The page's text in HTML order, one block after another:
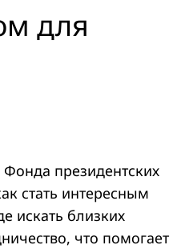
для
президентских
стать интересным
искать близких
что помогает